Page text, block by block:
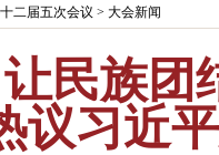
二届五次会议 > 大会新闻
让民族团
习近